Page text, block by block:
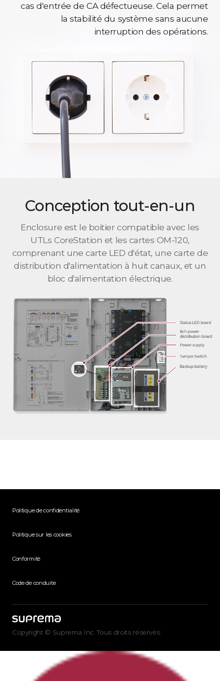
cas d'entrée de CA défectueuse. Cela permet
la stabilité du système sans aucune
interruption des opérations.
Conception tout-en-un
Enclosure est le boitier compatible avec les
UTLs CoreStation et les cartes OM-120,
comprenant une carte LED d'état, une carte de
distribution d'alimentation à huit canaux, et un
bloc d'alimentation électrique.
Politique de confidentialité
Politique sur les cookies
Conformité
Code de conduite
Copyright © Suprema Inc. Tous droits réservés.